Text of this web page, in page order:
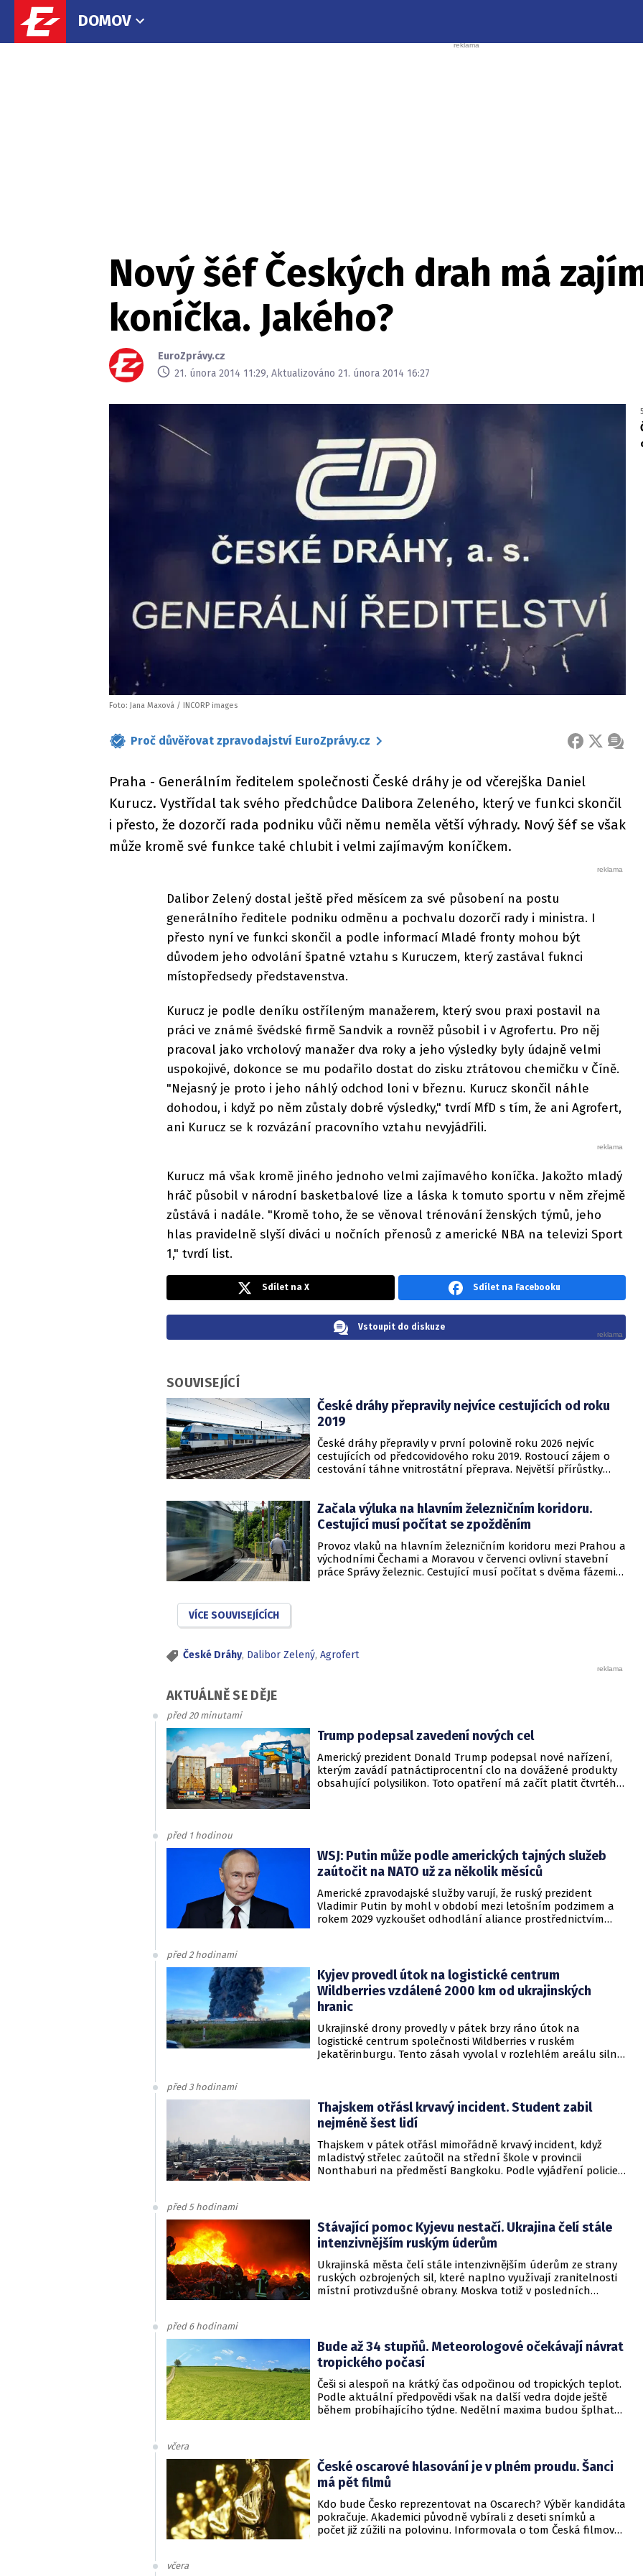
DOMOV
Nový šéf Českých drah má
koníčka. Jakého?
EuroZprávy.cz
21. února 2014 11:29, Aktualizováno 21. února 2014 16:27
Foto: Jana Maxová / INCORP images
Proč důvěřovat zpravodajství EuroZprávy.cz FACEBOOK
X
Praha - Generálním ředitelem společnosti České dráhy je od včerejška Daniel
Kurucz. Vystřídal tak svého předchůdce Dalibora Zeleného, který ve funkci skončil
i přesto, že dozorčí rada podniku vůči němu neměla větší výhrady. Nový šéf se však
může kromě své funkce také chlubit i velmi zajímavým koníčkem.
Dalibor Zelený dostal ještě před měsícem za své působení na postu
generálního ředitele podniku odměnu a pochvalu dozorčí rady i ministra. I
přesto nyní ve funkci skončil a podle informací Mladé fronty mohou být
důvodem jeho odvolání špatné vztahu s Kuruczem, který zastával fuknci
místopředsedy představenstva.
Kurucz je podle deníku ostříleným manažerem, který svou praxi postavil na
práci ve známé švédské firmě Sandvik a rovněž působil i v Agrofertu. Pro něj
pracoval jako vrcholový manažer dva roky a jeho výsledky byly údajně velmi
uspokojivé, dokonce se mu podařilo dostat do zisku ztrátovou chemičku v Číně.
"Nejasný je proto i jeho náhlý odchod loni v březnu. Kurucz skončil náhle
dohodou, i když po něm zůstaly dobré výsledky," tvrdí MfD s tím, že ani Agrofert,
ani Kurucz se k rozvázání pracovního vztahu nevyjádřili.
Kurucz má však kromě jiného jednoho velmi zajímavého koníčka. Jakožto mladý
hráč působil v národní basketbalové lize a láska k tomuto sportu v něm zřejmě
zůstává i nadále. "Kromě toho, že se věnoval trénování ženských týmů, jeho
hlas pravidelně slyší diváci u nočních přenosů z americké NBA na televizi Sport
1," tvrdí list.
Sdílet na X Sdílet na Facebooku
Vstoupit do diskuze
SOUVISEJÍCÍ
České dráhy přepravily nejvíce cestujících od roku
2019
České dráhy přepravily v první polovině roku 2026 nejvíc
cestujících od předcovidového roku 2019. Rostoucí zájem o
cestování táhne vnitrostátní přeprava. Největší přírůstky
velkým konkurenčním potenciálem, především v porovnání s
individuálním motorismem.
Začala výluka na hlavním železničním koridoru.
Cestující musí počítat se zpožděním
Provoz vlaků na hlavním železničním koridoru mezi Prahou a
východními Čechami a Moravou v červenci ovlivní stavební
práce Správy železnic. Cestující musí počítat s dvěma fázemi
VÍCE SOUVISEJÍCÍCH
České Dráhy, Dalibor Zelený, Agrofert
AKTUÁLNĚ SE DĚJE
před 20 minutami
Trump podepsal zavedení nových cel
Americký prezident Donald Trump podepsal nové nařízení,
kterým zavádí patnáctiprocentní clo na dovážené produkty
obsahující polysilikon. Toto opatření má začít platit čtvrtého
před 1 hodinou
WSJ: Putin může podle amerických tajných služeb
zaútočit na NATO už za několik měsíců
Americké zpravodajské služby varují, že ruský prezident
Vladimir Putin by mohl v období mezi letošním podzimem a
rokem 2029 vyzkoušet odhodlání aliance prostřednictvím
přicházejí v době, kdy Moskva čelí rostoucímu tlaku kvůli
situaci na ukrajinské frontě. Masivní škody, které ukrajinské
drony způsobují ruskému zázemí, totiž Kreml zahnaly do
kouta.
před 2 hodinami
Kyjev provedl útok na logistické centrum
Wildberries vzdálené 2000 km od ukrajinských
hranic
Ukrajinské drony provedly v pátek brzy ráno útok na
logistické centrum společnosti Wildberries v ruském
Jekatěrinburgu. Tento zásah vyvolal v rozlehlém areálu silný
RWB, který řídí veškeré logistické operace.
před 3 hodinami
Thajskem otřásl krvavý incident. Student zabil
nejméně šest lidí
Thajskem v pátek otřásl mimořádně krvavý incident, když
mladistvý střelec zaútočil na střední škole v provincii
Nonthaburi na předměstí Bangkoku. Podle vyjádření policie
před 5 hodinami
Stávající pomoc Kyjevu nestačí. Ukrajina čelí stále
intenzivnějším ruským úderům
Ukrajinská města čelí stále intenzivnějším úderům ze strany
ruských ozbrojených sil, které naplno využívají zranitelnosti
místní protivzdušné obrany. Moskva totiž v posledních
obyvatelstvu dává jen pramalou šanci se včas ukrýt.
před 6 hodinami
Bude až 34 stupňů. Meteorologové očekávají návrat
tropického počasí
Češi si alespoň na krátký čas odpočinou od tropických teplot.
Podle aktuální předpovědi však na další vedra dojde ještě
během probíhajícího týdne. Nedělní maxima budou šplhat
včera
České oscarové hlasování je v plném proudu. Šanci
má pět filmů
Kdo bude Česko reprezentovat na Oscarech? Výběr kandidáta
pokračuje. Akademici původně vybírali z deseti snímků a
počet již zúžili na polovinu. Informovala o tom Česká filmová
včera